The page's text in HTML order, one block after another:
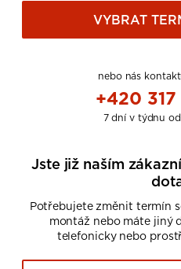
VYBRAT
nebo nás
+420
7 dní v týdnu
Jste již naším
Potřebujete změnit termín
montáž nebo máte jiný
telefonicky nebo